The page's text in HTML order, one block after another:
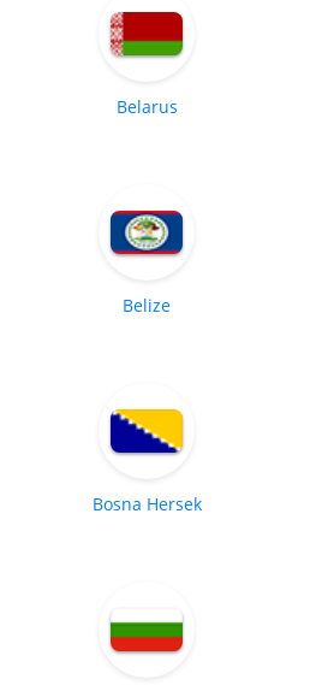
Belarus
Belize
Bosna Hersek